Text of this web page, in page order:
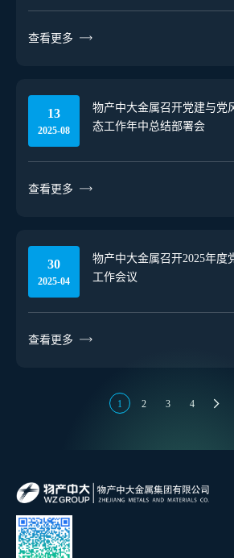
查看更多
13
2025-08
物产中大金属召开党建与党
态工作年中总结部署会
查看更多
30
2025-04
物产中大金属召开2025年度
工作会议
查看更多
1 2 3 4